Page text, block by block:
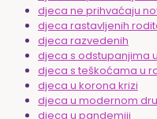
djeca ne prihvaćaju
djeca rastavljenih
djeca razvedenih
djeca s odstupanjima
djeca s teškoćama u
djeca u korona krizi
djeca u modernom
djeca u pandemiji